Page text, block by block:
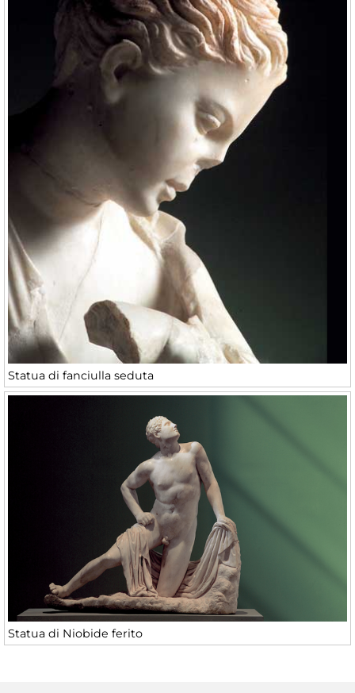
Statua di fanciulla seduta
Statua di Niobide ferito